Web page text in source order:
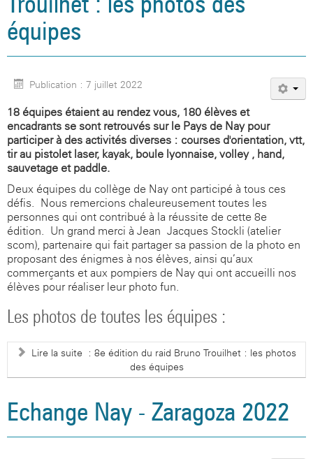
équipes
Publication : 7 juillet 2022
18 équipes étaient au rendez-vous, 180 élèves et
encadrants se sont retrouvés sur le Pays de Nay pour
participer à des activités diverses : courses d'orientation, vtt,
tir au pistolet laser, kayak, boule lyonnaise, volley , hand,
sauvetage et paddle.
Deux équipes du collège de Nay ont participé à tous ces
défis. Nous remercions chaleureusement toutes les
personnes qui ont contribué à la réussite de cette 8e
édition. Un grand merci à Jean Jacques Stockli (atelier
scom), partenaire qui fait partager sa passion de la photo en
proposant des énigmes à nos élèves, ainsi qu’aux
commerçants et aux pompiers de Nay qui ont accueilli nos
élèves pour réaliser leur photo fun.
Les photos de toutes les équipes :
Lire la suite : 8e édition du raid Bruno Trouilhet : les photos
des équipes
Echange Nay - Zaragoza 2022